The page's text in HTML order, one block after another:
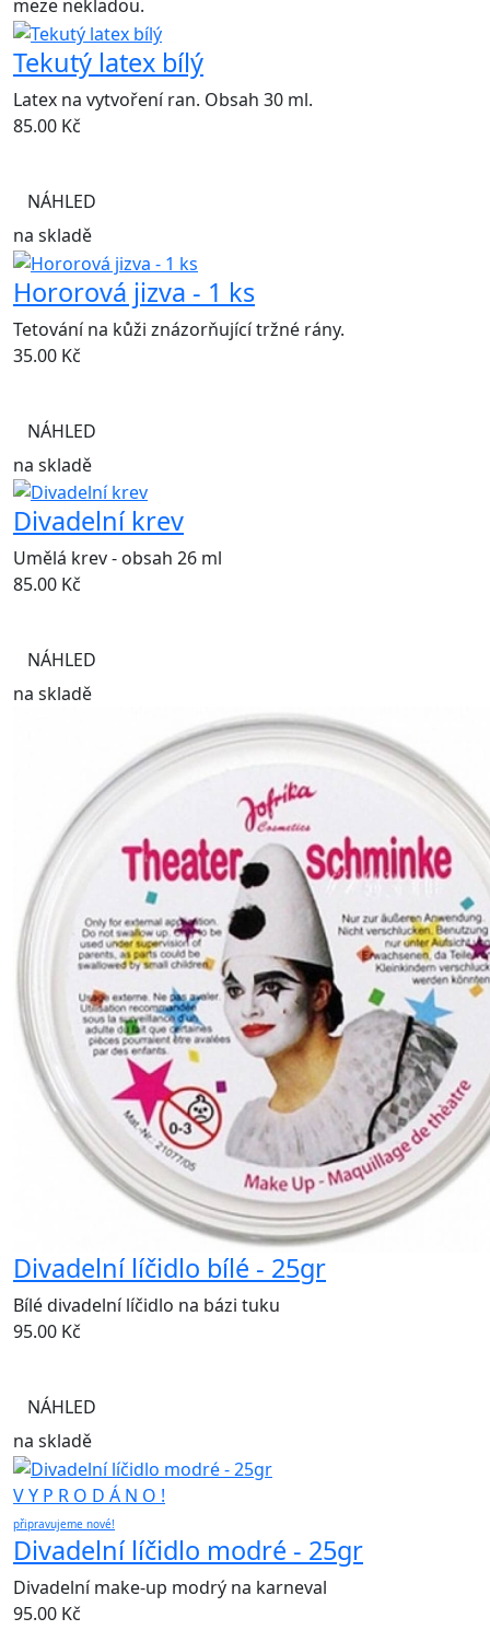
meze nekladou.
Tekutý latex bílý
Latex na vytvoření ran. Obsah 30 ml.
85.00 Kč
NÁHLED
na skladě
Hororová jizva - 1 ks
Tetování na kůži znázorňující tržné rány.
35.00 Kč
NÁHLED
na skladě
Divadelní krev
Umělá krev - obsah 26 ml
85.00 Kč
NÁHLED
na skladě
Divadelní líčidlo bílé - 25gr
Bílé divadelní líčidlo na bázi tuku
95.00 Kč
NÁHLED
na skladě
V Y P R O D Á N O !
připravujeme nové!
Divadelní líčidlo modré - 25gr
Divadelní make-up modrý na karneval
95.00 Kč